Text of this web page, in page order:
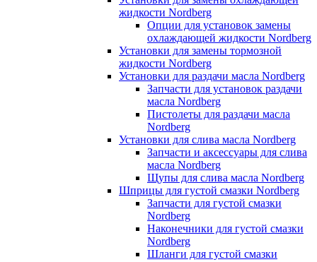
жидкости Nordberg
Опции для установок замены
охлаждающей жидкости Nordberg
Установки для замены тормозной
жидкости Nordberg
Установки для раздачи масла Nordberg
Запчасти для установок раздачи
масла Nordberg
Пистолеты для раздачи масла
Nordberg
Установки для слива масла Nordberg
Запчасти и аксессуары для слива
масла Nordberg
Щупы для слива масла Nordberg
Шприцы для густой смазки Nordberg
Запчасти для густой смазки
Nordberg
Наконечники для густой смазки
Nordberg
Шланги для густой смазки